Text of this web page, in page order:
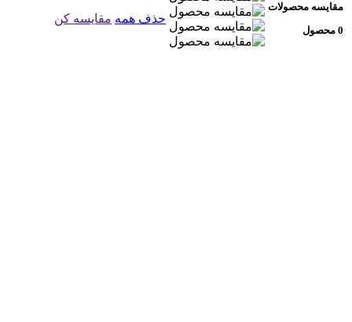
مقایسه محصولات
0 محصول
حذف همه مقایسه کن